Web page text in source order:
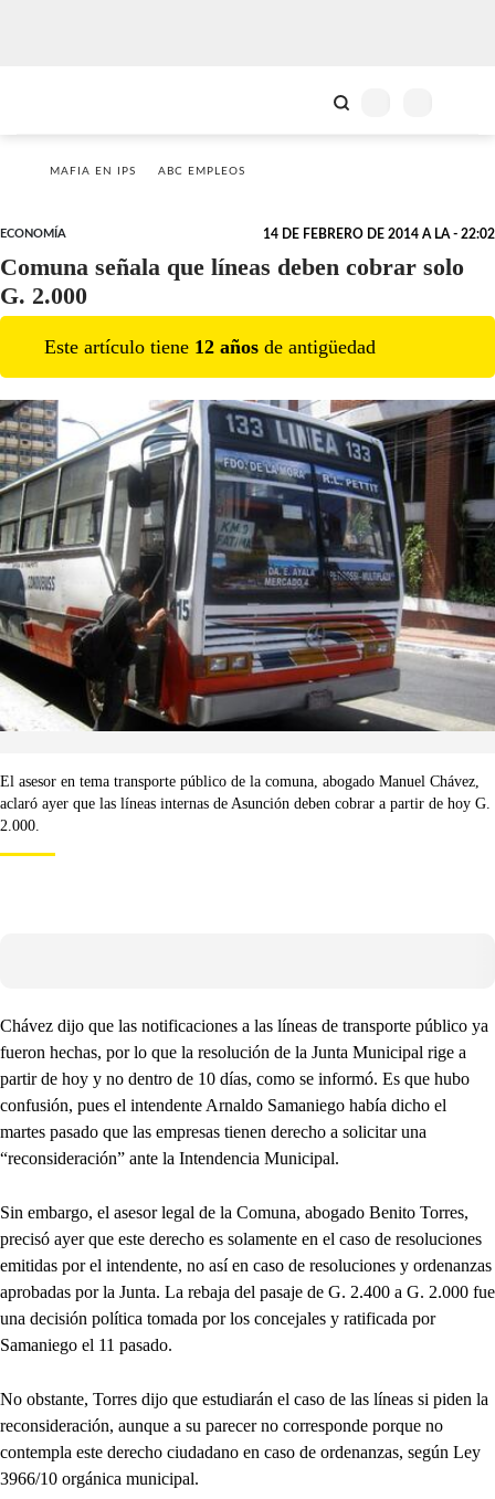
MAFIA EN IPS ABC EMPLEOS
ECONOMÍA 14 DE FEBRERO DE 2014 A LA - 22:02
Comuna señala que líneas deben cobrar solo
G. 2.000
Este artículo tiene 12 años de antigüedad
El asesor en tema transporte público de la comuna, abogado Manuel Chávez,
aclaró ayer que las líneas internas de Asunción deben cobrar a partir de hoy G.
2.000.
Chávez dijo que las notificaciones a las líneas de transporte público ya
fueron hechas, por lo que la resolución de la Junta Municipal rige a
partir de hoy y no dentro de 10 días, como se informó. Es que hubo
confusión, pues el intendente Arnaldo Samaniego había dicho el
martes pasado que las empresas tienen derecho a solicitar una
“reconsideración” ante la Intendencia Municipal.
Sin embargo, el asesor legal de la Comuna, abogado Benito Torres,
precisó ayer que este derecho es solamente en el caso de resoluciones
emitidas por el intendente, no así en caso de resoluciones y ordenanzas
aprobadas por la Junta. La rebaja del pasaje de G. 2.400 a G. 2.000 fue
una decisión política tomada por los concejales y ratificada por
Samaniego el 11 pasado.
No obstante, Torres dijo que estudiarán el caso de las líneas si piden la
reconsideración, aunque a su parecer no corresponde porque no
contempla este derecho ciudadano en caso de ordenanzas, según Ley
3966/10 orgánica municipal.